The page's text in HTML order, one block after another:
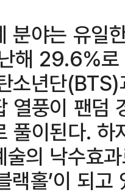
분야는 유
해 29.6%로
소년단(BTS)
열풍이 팬덤
풀이된다.
의 낙수효
랙홀’이 되